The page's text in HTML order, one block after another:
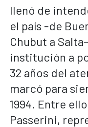
llenó de
el país -de
Chubut a
institución a
32 años del
marcó para
1994. Entre
Passerini,